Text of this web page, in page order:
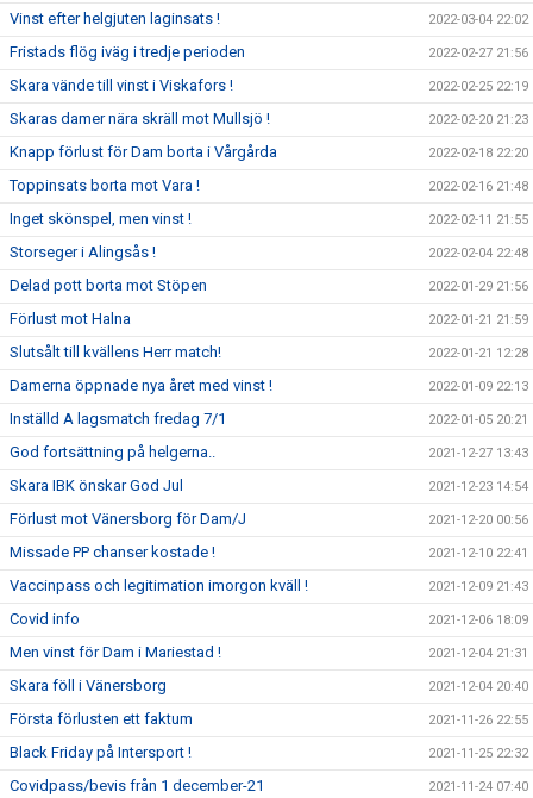
Vinst efter helgjuten laginsats ! 2022-03-04 22:02
Fristads flög iväg i tredje perioden 2022-02-27 21:56
Skara vände till vinst i Viskafors ! 2022-02-25 22:19
Skaras damer nära skräll mot Mullsjö ! 2022-02-20 21:23
Knapp förlust för Dam borta i Vårgårda 2022-02-18 22:20
Toppinsats borta mot Vara ! 2022-02-16 21:48
Inget skönspel, men vinst ! 2022-02-11 21:55
Storseger i Alingsås ! 2022-02-04 22:48
Delad pott borta mot Stöpen 2022-01-29 21:56
Förlust mot Halna 2022-01-21 21:59
Slutsålt till kvällens Herr match! 2022-01-21 12:28
Damerna öppnade nya året med vinst ! 2022-01-09 22:13
Inställd A lagsmatch fredag 7/1 2022-01-05 20:21
God fortsättning på helgerna.. 2021-12-27 13:43
Skara IBK önskar God Jul 2021-12-23 14:54
Förlust mot Vänersborg för Dam/J 2021-12-20 00:56
Missade PP chanser kostade ! 2021-12-10 22:41
Vaccinpass och legitimation imorgon kväll ! 2021-12-09 21:43
Covid info 2021-12-06 18:09
Men vinst för Dam i Mariestad ! 2021-12-04 21:31
Skara föll i Vänersborg 2021-12-04 20:40
Första förlusten ett faktum 2021-11-26 22:55
Black Friday på Intersport ! 2021-11-25 22:32
Covidpass/bevis från 1 december-21 2021-11-24 07:40